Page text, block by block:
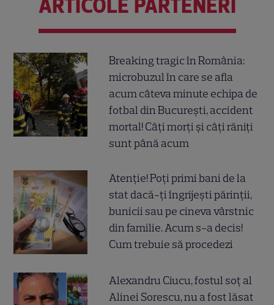
ARTICOLE PARTENERI
Breaking tragic în România:
microbuzul în care se afla
acum câteva minute echipa de
fotbal din București, accident
mortal! Câți morți și câți răniți
sunt până acum
Atenție! Poți primi bani de la
stat dacă-ți îngrijești părinții,
bunicii sau pe cineva vârstnic
din familie. Acum s-a decis!
Cum trebuie să procedezi
Alexandru Ciucu, fostul soț al
Alinei Sorescu, nu a fost lăsat